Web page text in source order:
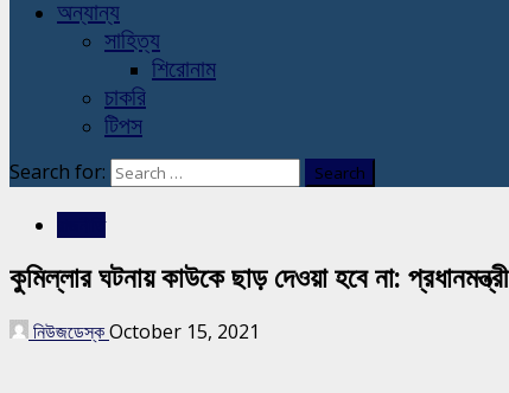
অন্যান্য
সাহিত্য
শিরোনাম
চাকরি
টিপস
Search for:
কুমিল্লার ঘটনায় কাউকে ছাড় দেওয়া হবে না: প্রধানমন্ত্রী
নিউজডেস্কOctober 15, 2021